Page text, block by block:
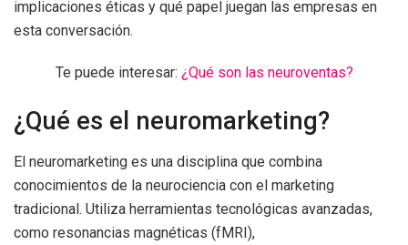
implicaciones éticas y qué papel juegan las empresas en
esta conversación.
Te puede interesar: ¿Qué son las neuroventas?
¿Qué es el neuromarketing?
El neuromarketing es una disciplina que combina
conocimientos de la neurociencia con el marketing
tradicional. Utiliza herramientas tecnológicas avanzadas,
como resonancias magnéticas (fMRI),